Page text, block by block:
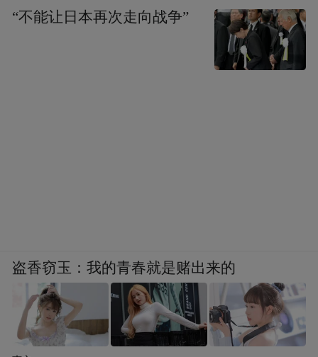
“不能让日本再次走向战争”
盗香窃玉：我的青春就是赌出来的